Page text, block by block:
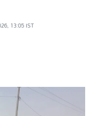
13:05 IST